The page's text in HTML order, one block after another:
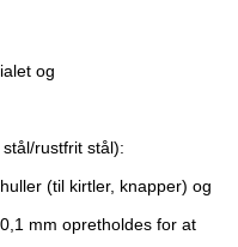
og
rustfrit stål):
(til kirtler, knapper) og
mm opretholdes for at